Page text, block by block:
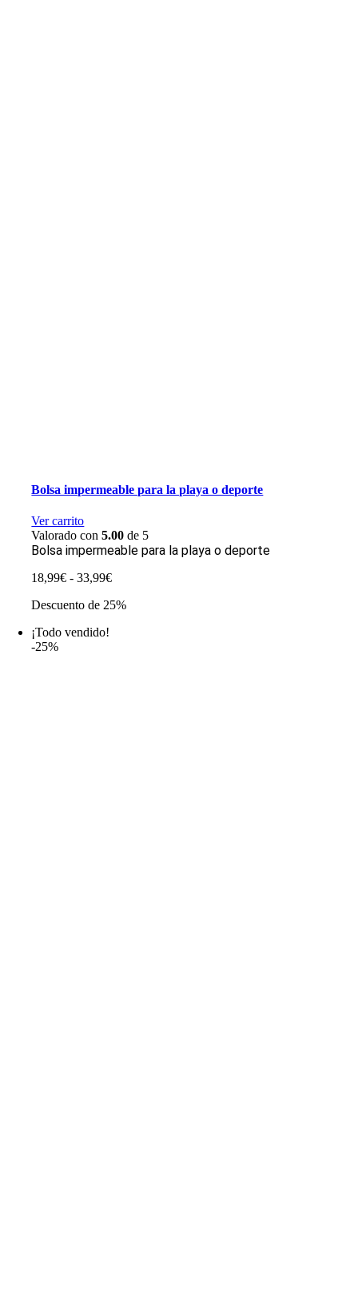
Bolsa impermeable para la playa o deporte
Ver carrito
Valorado con5.00 de 5
Bolsa impermeable para la playa o deporte
18,99€ - 33,99€Rango
precios:
Descuento de 25%
¡Todo vendido!
-25%